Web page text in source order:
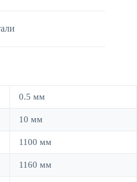
0.5 мм
10 мм
1100 мм
1160 мм